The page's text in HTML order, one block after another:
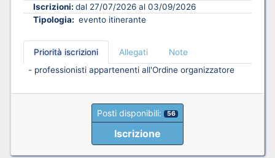
Iscrizioni: dal 27/07/2026 al 03/09/2026
Tipologia: evento itinerante
Priorità iscrizioni Allegati
Note
- professionisti appartenenti all'Ordine organizzatore
Posti disponibili: 56
Iscrizione